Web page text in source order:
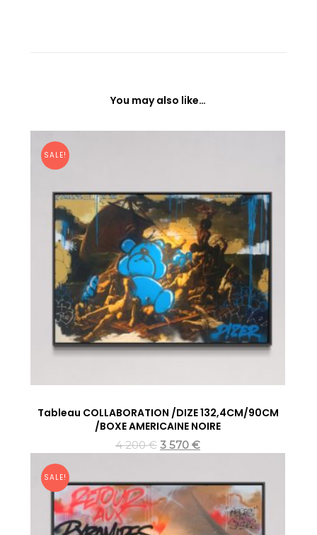
You may also like…
SALE!
Tableau COLLABORATION /DIZE 132,4CM/90CM
/BOXE AMERICAINE NOIRE
4 200€ 3 570€
SALE!